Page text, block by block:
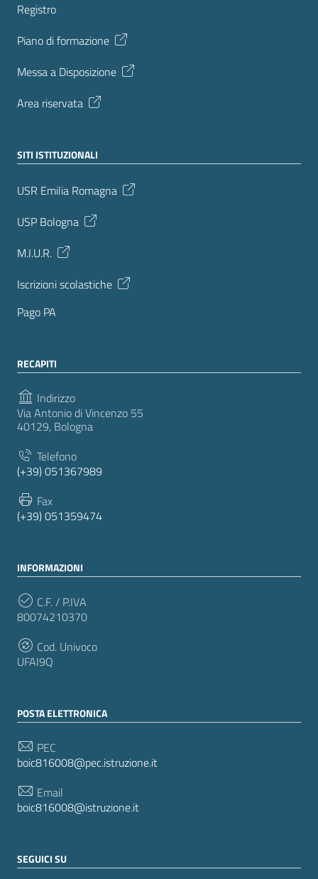
Registro
Piano di formazione
Messa a Disposizione
Area riservata
SITI ISTITUZIONALI
USR Emilia Romagna
USP Bologna
M.I.U.R.
Iscrizioni scolastiche
Pago PA
RECAPITI
Indirizzo
Via Antonio di Vincenzo 55
40129, Bologna
Telefono
(+39) 051367989
Fax
(+39) 051359474
INFORMAZIONI
C.F. / P.IVA
80074210370
Cod. Univoco
UFAI9Q
POSTA ELETTRONICA
PEC
boic816008@pec.istruzione.it
Email
boic816008@istruzione.it
SEGUICI SU